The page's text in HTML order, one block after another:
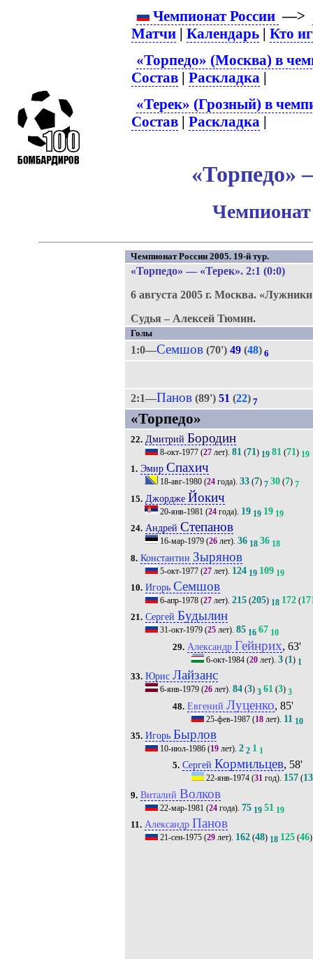
Чемпионат России —>
Матчи |Календарь |Кто
«Торпедо» (Москва) в
Состав |Раскладка |
«Терек» (Грозный) в
Состав |Раскладка |
«Торпедо»
Чемпионат
Чемпионат России 2005. 19-й тур.
«Торпедо» — «Терек». 2:1 (0:0)
6 августа 2005 г. Москва.
Судья – Алексей Тюмин.
Голы
1:0—Семшов(70') 49(48) 6
2:1—Панов(89') 51 (22) 7
«Торпедо»
22. Дмитрий Бородин
8-окт-1977(27лет). 81(71) 19 81(71) 19
1. Эмир Спахич
18-авг-1980(24года). 33(7) 7 30(7) 7
15. Джордже Йокич
20-янв-1981 (24года). 19 19 19 19
24. Андрей Степанов
16-мар-1979(26лет). 36 18 36 18
8. Константин Зырянов
5-окт-1977(27лет). 124 19 109 19
10. Игорь Семшов
6-апр-1978(27лет). 215(205) 18 172(
21. Сергей Будылин
31-окт-1979(25лет). 85 16 67 10
29. Александр Гейнрих, 63'
6-окт-1984 (20 лет).3 (1) 1
33. Юрис Лайзанс
6-янв-1979(26лет). 84(3) 3 61(3) 3
48. Евгений Луценко, 85'
25-фев-1987 (18 лет). 11 10
35. Игорь Бырлов
10-июл-1986(19лет). 2 2 1 1
5. Сергей Кормильцев, 58'
22-янв-1974 (31 год). 157 (
9. Виталий Волков
22-мар-1981 (24года). 75 19 51 19
11. Александр Панов
21-сен-1975(29лет). 162(48) 18 125(46)